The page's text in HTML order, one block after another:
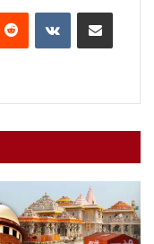
Reddit VKontakteShare via Email